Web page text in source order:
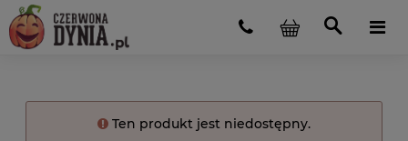
Ten produkt jest niedostępny.